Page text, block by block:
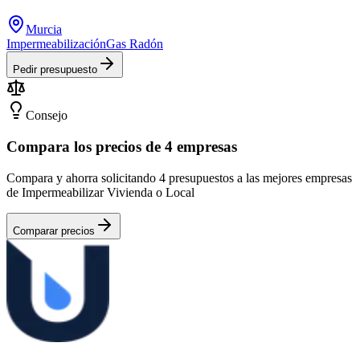
Murcia
ImpermeabilizaciónGas Radón
Pedir presupuesto
Consejo
Compara los precios de 4 empresas
Compara y ahorra solicitando 4 presupuestos a las mejores empresas
de Impermeabilizar Vivienda o Local
Comparar precios